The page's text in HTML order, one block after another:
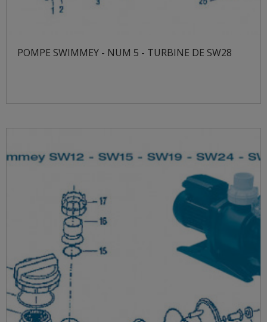
POMPE SWIMMEY - NUM 5 - TURBINE DE SW28